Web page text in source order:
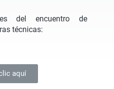
del encuentro de
técnicas:
aquí